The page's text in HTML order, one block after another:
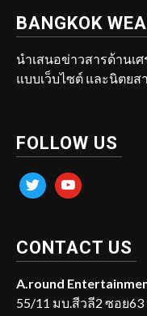
BANGKOK
นำเสนอข่าวสารด้านเ
แบบเว็บไซต์ และนิตยส
FOLLOW US
twitter youtube
CONTACT US
A.round
55/11 มบ.สีวลี2 ซอย